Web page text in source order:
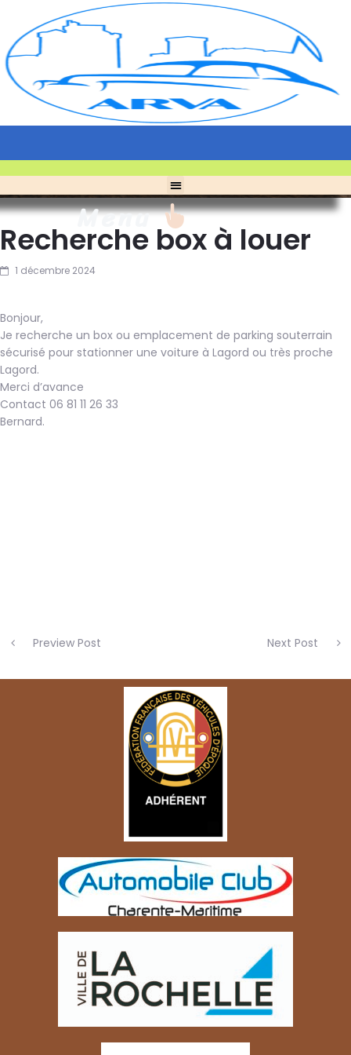
Menu
Recherche box à louer
1 décembre 2024
Bonjour,
Je recherche un box ou emplacement de parking souterrain
sécurisé pour stationner une voiture à Lagord ou très proche
Lagord.
Merci d’avance
Contact 06 81 11 26 33
Bernard.
Preview Post Next Post